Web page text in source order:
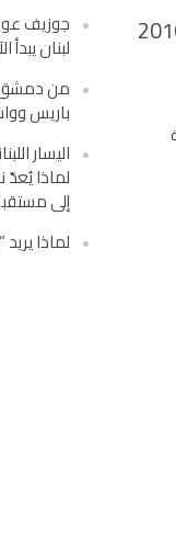
جوزيف
لبنان يبدأ
من دمشق
باريس
اليسار
لماذا يُعدّ
إلى
لماذا